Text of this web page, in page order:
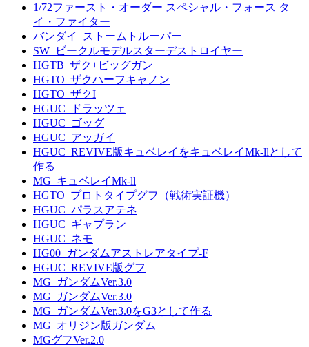
1/72ファースト・オーダー スペシャル・フォース タ
イ・ファイター
バンダイ_ストームトルーパー
SW_ビークルモデルスターデストロイヤー
HGTB_ザク+ビッグガン
HGTO_ザクハーフキャノン
HGTO_ザクI
HGUC_ドラッツェ
HGUC_ゴッグ
HGUC_アッガイ
HGUC_REVIVE版キュベレイをキュベレイMk-llとして
作る
MG_キュベレイMk-ll
HGTO_プロトタイプグフ（戦術実証機）
HGUC_パラスアテネ
HGUC_ギャプラン
HGUC_ネモ
HG00_ガンダムアストレアタイプ-F
HGUC_REVIVE版グフ
MG_ガンダムVer.3.0
MG_ガンダムVer.3.0
MG_ガンダムVer.3.0をG3として作る
MG_オリジン版ガンダム
MGグフVer.2.0